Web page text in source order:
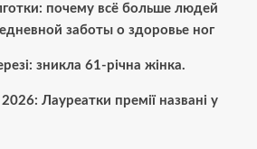
почему всё больше людей
заботы о здоровье ног
зникла 61-річна жінка.
Лауреатки премії названі у